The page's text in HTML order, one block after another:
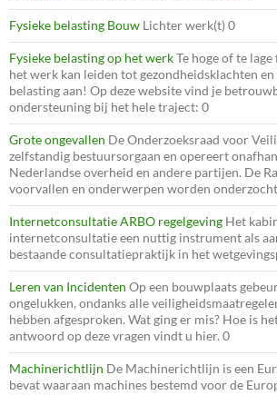
Fysieke belasting Bouw Lichter werk(t) 0
Fysieke belasting op het werkTe hoge of te
het werk kan leiden tot gezondheidsklachten
belasting aan! Op deze website vind je
ondersteuning bij het hele traject: 0
Grote ongevallen De Onderzoeksraad voor
zelfstandig bestuursorgaan en opereert
Nederlandse overheid en andere partijen. De
voorvallen en onderwerpen worden
Internetconsultatie ARBO regelgeving Het
internetconsultatie een nuttig instrument als
bestaande consultatiepraktijk in het
Leren van Incidenten Op een bouwplaats
ongelukken, ondanks alle
hebben afgesproken. Wat ging er mis? Hoe is
antwoord op deze vragen vindt u hier. 0
Machinerichtlijn De Machinerichtlijn is een
bevat waaraan machines bestemd voor de